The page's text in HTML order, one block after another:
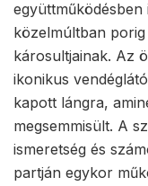
együttműködésben
közelmúltban
károsultjainak. Az
ikonikus
kapott lángra,
megsemmisült. A
ismeretség és
partján egykor